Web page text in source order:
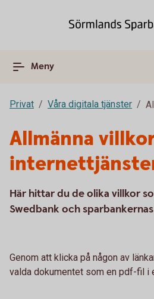
Meny
Privat Våra digitala tjänster
Allmänna
Här hittar du de olika villkor
Swedbank och
Genom att klicka på någon av
valda dokumentet som en pdf-fil i